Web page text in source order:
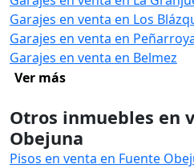
Garajes en venta en Los
Garajes en venta en
Garajes en venta en Belmez
Ver más
Otros inmuebles en
Obejuna
Pisos en venta en Fuente